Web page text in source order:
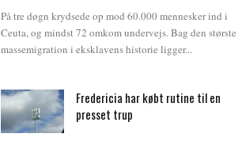
På tre døgn krydsede op mod 60.000 mennesker ind i
Ceuta, og mindst 72 omkom undervejs. Bag den største
massemigration i eksklavens historie ligger...
Fredericia har købt rutine til en
presset trup